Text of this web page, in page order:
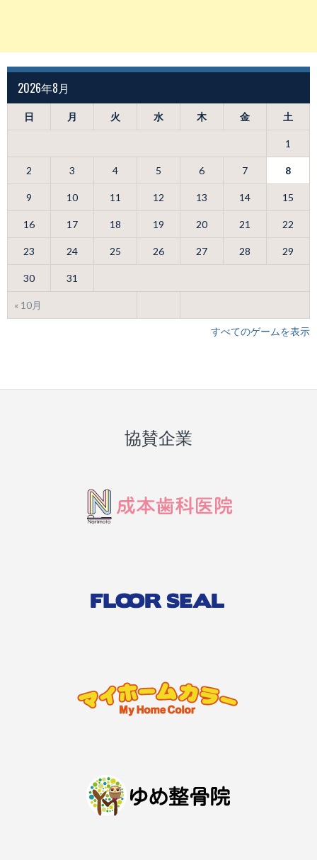
2026年8月
日 月 火 水 木 金 土
« 10月
1
2 3 4 5 6 7 8
9 10 11 12 13 14 15
16 17 18 19 20 21 22
23 24 25 26 27 28 29
30 31
すべてのゲームを表示
協賛企業